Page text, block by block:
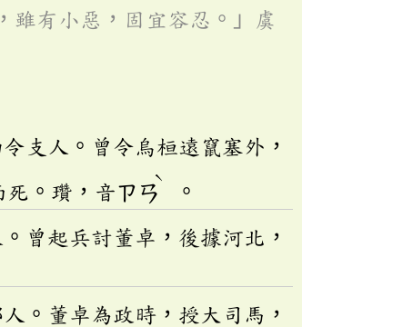
雖有小惡，固宜容忍。」虞
支人。曾令烏桓遠竄塞外，
。瓚，音ㄗㄢ
ˋ
。
曾起兵討董卓，後據河北，
。董卓為政時，授大司馬，